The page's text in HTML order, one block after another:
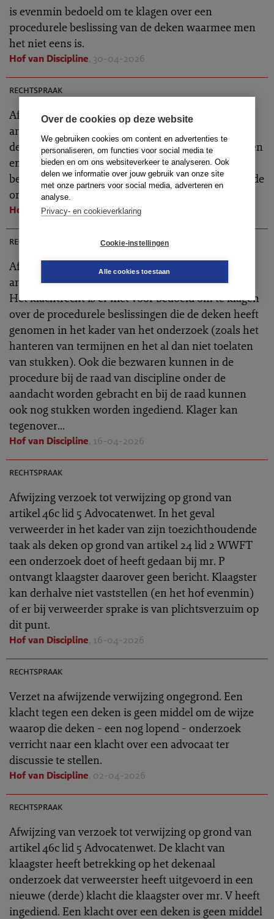
Over de cookies op deze website
We gebruiken cookies om content en advertenties te
personaliseren, om functies voor social media te
bieden en om ons websiteverkeer te analyseren. Ook
delen we informatie over jouw gebruik van onze site
met onze partners voor social media, adverteren en
analyse.
Privacy- en cookieverklaring
Cookie-instellingen
Alle cookies toestaan
is evenmin bedoeld om te klagen over een
procedurele beslissing van de deken waarmee men
het niet eens is.
Hof van Discipline, 30-04-2026
rechtspraak
Afwijzing verzoek tot verwijzing op grond van
artikel 46c lid 5 Advocatenwet. Verkort
dekenonderzoek in verband met herhaalde klachten
en niet betalen griffierecht is een procedurele
beslissing die in de (verdere) klachtprocedure aan de
orde kan worden gesteld.
Hof van Discipline, 30-04-2026
rechtspraak
Afwijzing verzoek tot verwijzing op grond van
artikel 46c lid 5 Advocatenwet.
Het klachtrecht is er niet voor bedoeld om te klagen
over de procedurele beslissingen die de deken heeft
genomen in het kader van het onderzoek (zoals het
hanteren van termijnen en het al dan niet toelaten
van stukken). Ook die bezwaren kunnen in de
procedure bij de raad van discipline onder de
aandacht worden gebracht en bij de raad kunnen
ook nog stukken worden ingediend. Klager kan
tegenover...
Hof van Discipline, 16-04-2026
rechtspraak
Afwijzing verzoek tot verwijzing op grond van
artikel 46c lid 5 Advocatenwet. In het geval
verweerder in het kader van zijn toezichthoudende
taak als deken op grond van artikel 24 lid 2 WWFT
een onderzoek doet of heeft gedaan bij mr. P
ontvangt klaagster daarover geen bericht. Klaagster
kan derhalve niet vaststellen (en het hof evenmin)
of er bij verweerder sprake is van plichtsverzuim op
dit punt.
Hof van Discipline, 16-04-2026
rechtspraak
Verzet na afwijzende verwijzing ongegrond. Een
klacht tegen een deken is geen middel om de wijze
waarop die deken - een nog lopend - onderzoek
verricht naar een klacht over een advocaat ter
discussie te stellen.
Hof van Discipline, 02-04-2026
rechtspraak
Afwijzing van verzoek tot verwijzing op grond van
artikel 46c lid 5 Advocatenwet. De klacht van
klaagster heeft betrekking op het dekenaal
onderzoek dat verweerster heeft uitgevoerd in een
nieuwe (derde) klacht die klaagster over mr. V heeft
ingediend. Een klacht over een deken is geen middel